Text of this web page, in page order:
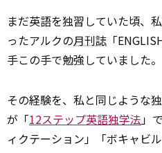
まだ英語を独習していた頃、
ったアルクの月刊誌 「
手この手で勉強していました。
その経験を、私と同じような
が「12ステップ英語独学法 」
ィクテーション」「ボキャビ